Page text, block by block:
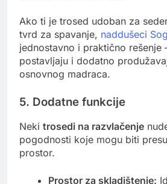
Ako ti je trosed udoban za
tvrd za spavanje, naddušeci
jednostavno i praktično rešenje
postavljaju i dodatno
osnovnog madraca.
5. Dodatne funkcije
Neki trosedi na razvlačenje
pogodnosti koje mogu biti
prostor.
Prostor za skladištenje: